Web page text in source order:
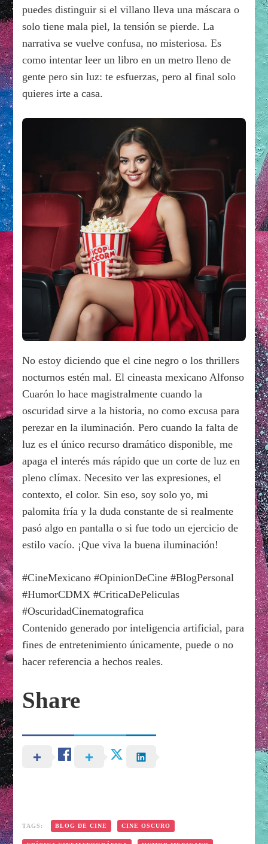
puedes distinguir si el villano lleva una máscara o
solo tiene mala piel, la tensión se pierde. La
narrativa se vuelve confusa, no misteriosa. Es
como intentar leer un libro en un metro lleno de
gente pero sin luz: te esfuerzas, pero al final solo
quieres irte a casa.
No estoy diciendo que el cine negro o los thrillers
nocturnos estén mal. El cineasta mexicano Alfonso
Cuarón lo hace magistralmente cuando la
oscuridad sirve a la historia, no como excusa para
perezar en la iluminación. Pero cuando la falta de
luz es el único recurso dramático disponible, me
apaga el interés más rápido que un corte de luz en
pleno clímax. Necesito ver las expresiones, el
contexto, el color. Sin eso, soy solo yo, mi
palomita fría y la duda constante de si realmente
pasó algo en pantalla o si fue todo un ejercicio de
estilo vacío. ¡Que viva la buena iluminación!
#CineMexicano #OpinionDeCine #BlogPersonal
#HumorCDMX #CriticaDePeliculas
#OscuridadCinematografica
Contenido generado por inteligencia artificial, para
fines de entretenimiento únicamente, puede o no
hacer referencia a hechos reales.
Share
TAGS: BLOG DE CINE CINE OSCURO